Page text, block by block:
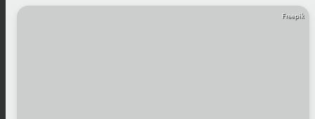
Freepik